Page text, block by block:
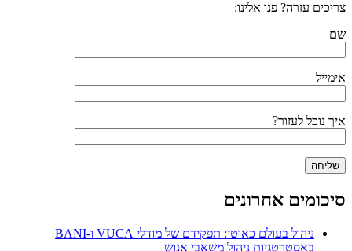
צריכים עזרה? פנו אלינו:
שם
אימייל
איך נוכל לעזור?
סיכומים אחרונים
ניהול בעולם כאוטי: תפקידם של מודלי VUCA ו-BANI
באסטרטגיות ניהול משאבי אנוש